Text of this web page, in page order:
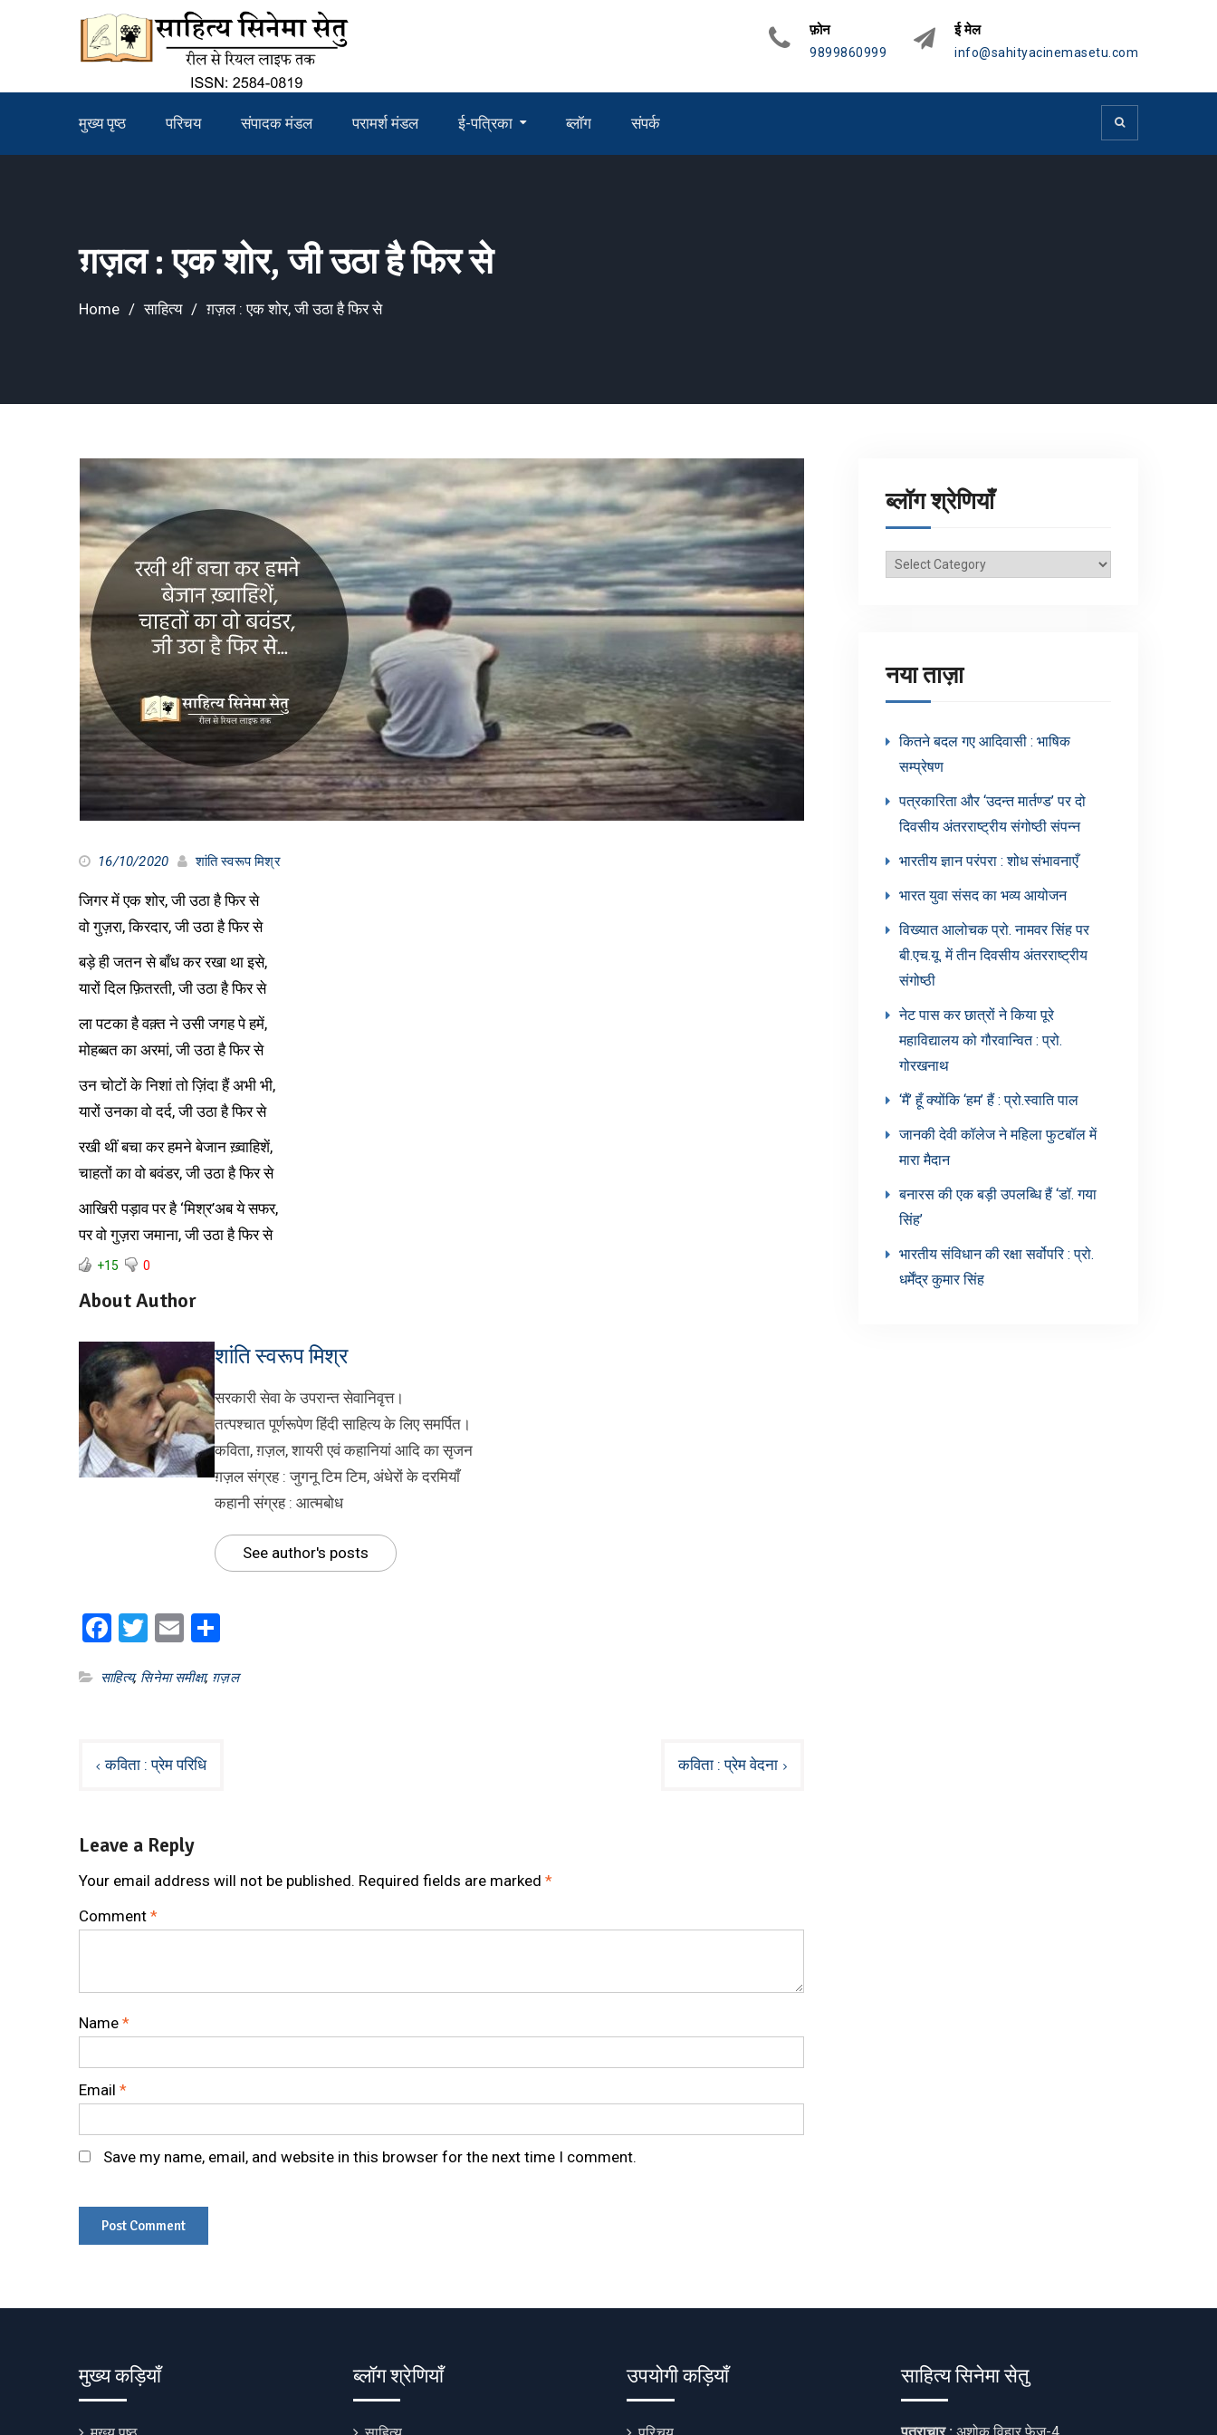
फ़ोन
9899860999
ई मेल
info@sahityacinemasetu.com
मुख्य पृष्ठ परिचय संपादक मंडल परामर्श मंडल ई-पत्रिका ब्लॉग संपर्क
ग़ज़ल : एक शोर, जी उठा है फिर से
Home साहित्य ग़ज़ल : एक शोर, जी उठा है फिर से
16/10/2020 शांति स्वरूप मिश्र
जिगर में एक शोर, जी उठा है फिर से
वो गुज़रा, किरदार, जी उठा है फिर से
बड़े ही जतन से बाँध कर रखा था इसे,
यारों दिल फ़ितरती, जी उठा है फिर से
ला पटका है वक़्त ने उसी जगह पे हमें,
मोहब्बत का अरमां, जी उठा है फिर से
उन चोटों के निशां तो ज़िंदा हैं अभी भी,
यारों उनका वो दर्द, जी उठा है फिर से
रखी थीं बचा कर हमने बेजान ख़्वाहिशें,
चाहतों का वो बवंडर, जी उठा है फिर से
आखिरी पड़ाव पर है ‘मिश्र’अब ये सफर,
पर वो गुज़रा जमाना, जी उठा है फिर से
+15 0
About Author
शांति स्वरूप मिश्र
सरकारी सेवा के उपरान्त सेवानिवृत्त।
तत्पश्चात पूर्णरूपेण हिंदी साहित्य के लिए समर्पित।
कविता, ग़ज़ल, शायरी एवं कहानियां आदि का सृजन
ग़ज़ल संग्रह : जुगनू टिम टिम, अंधेरों के दरमियाँ
कहानी संग्रह : आत्मबोध
See author's posts
Facebook
Twitter
Email
साहित्य, सिनेमा समीक्षा, ग़ज़ल
Postकविता : प्रेम परिधि कविता : प्रेम वेदना
Leave a Reply
Your email address will not be published. Required fields are marked *
Comment *
Name *
Email *
Save my name, email, and website in this browser for the next time I comment.
ब्लॉग श्रेणियाँ
ब्लॉग
नया ताज़ा
कितने बदल गए आदिवासी : भाषिक
सम्प्रेषण
पत्रकारिता और ‘उदन्त मार्तण्ड’ पर दो
दिवसीय अंतरराष्ट्रीय संगोष्ठी संपन्न
भारतीय ज्ञान परंपरा : शोध संभावनाएँ
भारत युवा संसद का भव्य आयोजन
विख्यात आलोचक प्रो. नामवर सिंह पर
बी.एच.यू. में तीन दिवसीय अंतरराष्ट्रीय
संगोष्ठी
नेट पास कर छात्रों ने किया पूरे
महाविद्यालय को गौरवान्वित : प्रो.
गोरखनाथ
‘मैं’ हूँ क्योंकि ‘हम’ हैं : प्रो.स्वाति पाल
जानकी देवी कॉलेज ने महिला फुटबॉल में
मारा मैदान
बनारस की एक बड़ी उपलब्धि हैं ‘डॉ. गया
सिंह’
भारतीय संविधान की रक्षा सर्वोपरि : प्रो.
धर्मेंद्र कुमार सिंह
मुख्य कड़ियाँ ब्लॉग श्रेणियाँ उपयोगी कड़ियाँ साहित्य सिनेमा सेतु